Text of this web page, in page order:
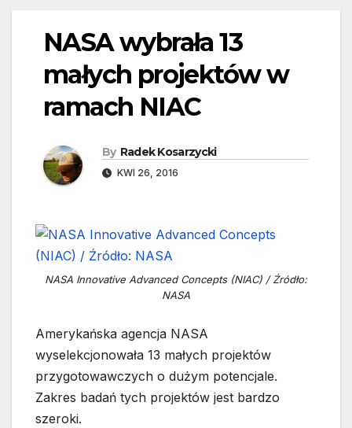
NASA wybrała 13
małych projektów w
ramach NIAC
By Radek Kosarzycki
KWI 26, 2016
NASA Innovative Advanced Concepts (NIAC) / Źródło:
NASA
Amerykańska agencja NASA
wyselekcjonowała 13 małych projektów
przygotowawczych o dużym potencjale.
Zakres badań tych projektów jest bardzo
szeroki.